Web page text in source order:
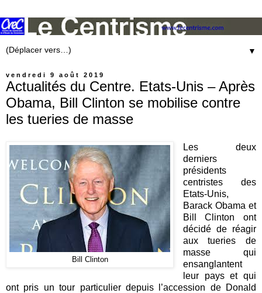
▼
vendredi 9 août 2019
Actualités du Centre. Etats-Unis – Après
Obama, Bill Clinton se mobilise contre
les tueries de masse
Bill Clinton
Les deux
derniers
présidents
centristes des
Etats-Unis,
Barack Obama et
Bill Clinton ont
décidé de réagir
aux tueries de
masse qui
ensanglantent
leur pays et qui
ont pris un tour particulier depuis l’accession de Donald